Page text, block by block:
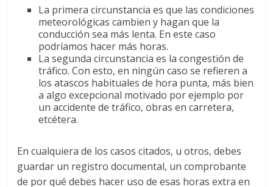
o
La primera circunstancia es que las condiciones
meteorológicas cambien y hagan que la
conducción sea más lenta. En este caso
podríamos hacer más horas.
La segunda circunstancia es la congestión de
tráfico. Con esto, en ningún caso se refieren a
los atascos habituales de hora punta, más bien
a algo excepcional motivado por ejemplo por
un accidente de tráfico, obras en carretera,
etcétera.
En cualquiera de los casos citados, u otros, debes
guardar un registro documental, un comprobante
de por qué debes hacer uso de esas horas extra en